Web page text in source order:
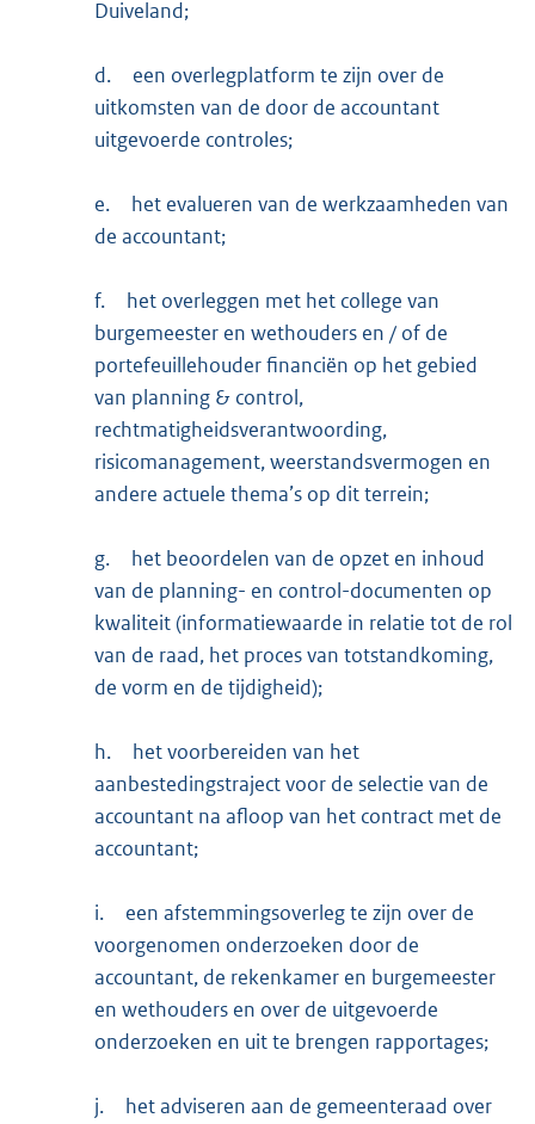
Duiveland;
d.
een overlegplatform te zijn over de
uitkomsten van de door de accountant
uitgevoerde controles;
e.
het evalueren van de werkzaamheden van
de accountant;
f.
het overleggen met het college van
burgemeester en wethouders en / of de
portefeuillehouder financiën op het gebied
van planning & control,
rechtmatigheidsverantwoording,
risicomanagement, weerstandsvermogen en
andere actuele thema’s op dit terrein;
g.
het beoordelen van de opzet en inhoud
van de planning- en control-documenten op
kwaliteit (informatiewaarde in relatie tot de rol
van de raad, het proces van totstandkoming,
de vorm en de tijdigheid);
h.
het voorbereiden van het
aanbestedingstraject voor de selectie van de
accountant na afloop van het contract met de
accountant;
i.
een afstemmingsoverleg te zijn over de
voorgenomen onderzoeken door de
accountant, de rekenkamer en burgemeester
en wethouders en over de uitgevoerde
onderzoeken en uit te brengen rapportages;
j.
het adviseren aan de gemeenteraad over